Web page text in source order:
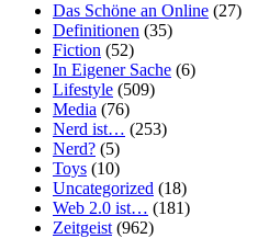
Das Schöne an Online (27)
Definitionen (35)
Fiction (52)
In Eigener Sache (6)
Lifestyle (509)
Media (76)
Nerd ist… (253)
Nerd? (5)
Toys (10)
Uncategorized (18)
Web 2.0 ist… (181)
Zeitgeist(962)